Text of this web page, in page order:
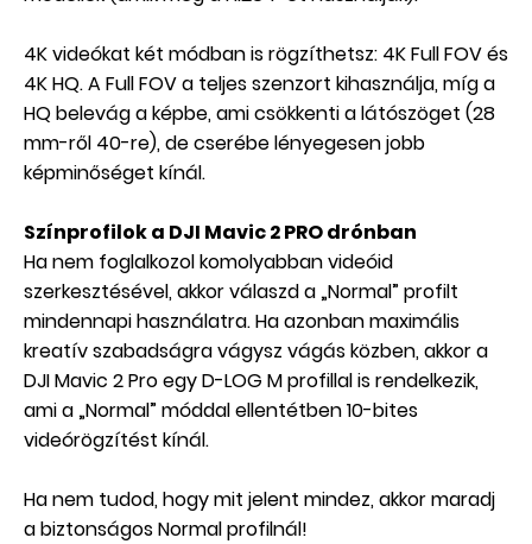
4K videókat két módban is rögzíthetsz: 4K Full FOV és
4K HQ. A Full FOV a teljes szenzort kihasználja, míg a
HQ belevág a képbe, ami csökkenti a látószöget (28
mm-ről 40-re), de cserébe lényegesen jobb
képminőséget kínál.
Színprofilok a DJI Mavic 2 PRO drónban
Ha nem foglalkozol komolyabban videóid
szerkesztésével, akkor válaszd a „Normal” profilt
mindennapi használatra. Ha azonban maximális
kreatív szabadságra vágysz vágás közben, akkor a
DJI Mavic 2 Pro egy D-LOG M profillal is rendelkezik,
ami a „Normal” móddal ellentétben 10-bites
videórögzítést kínál.
Ha nem tudod, hogy mit jelent mindez, akkor maradj
a biztonságos Normal profilnál!